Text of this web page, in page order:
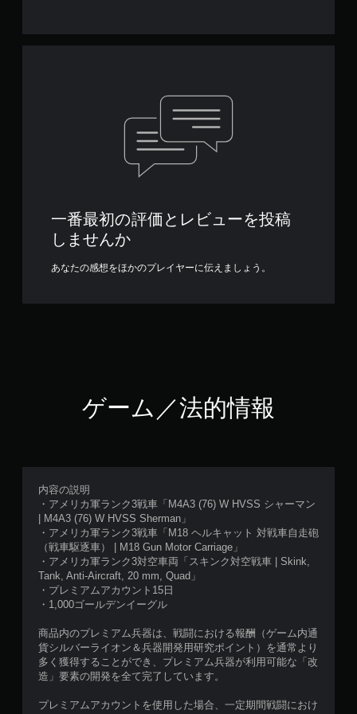
一番最初の評価とレビューを投稿
しませんか
あなたの感想をほかのプレイヤーに伝えましょう。
ゲーム／法的情報
内容の説明
・アメリカ軍ランク3戦車「M4A3 (76) W HVSS シャーマン
| M4A3 (76) W HVSS Sherman」
・アメリカ軍ランク3戦車「M18 ヘルキャット 対戦車自走砲
（戦車駆逐車） | M18 Gun Motor Carriage」
・アメリカ軍ランク3対空車両「スキンク対空戦車 | Skink,
Tank, Anti-Aircraft, 20 mm, Quad」
・プレミアムアカウント15日
・1,000ゴールデンイーグル
商品内のプレミアム兵器は、戦闘における報酬（ゲーム内通
貨シルバーライオン＆兵器開発用研究ポイント）を通常より
多く獲得することができ、プレミアム兵器が利用可能な「改
造」要素の開発を全て完了しています。
プレミアムアカウントを使用した場合、一定期間戦闘におけ